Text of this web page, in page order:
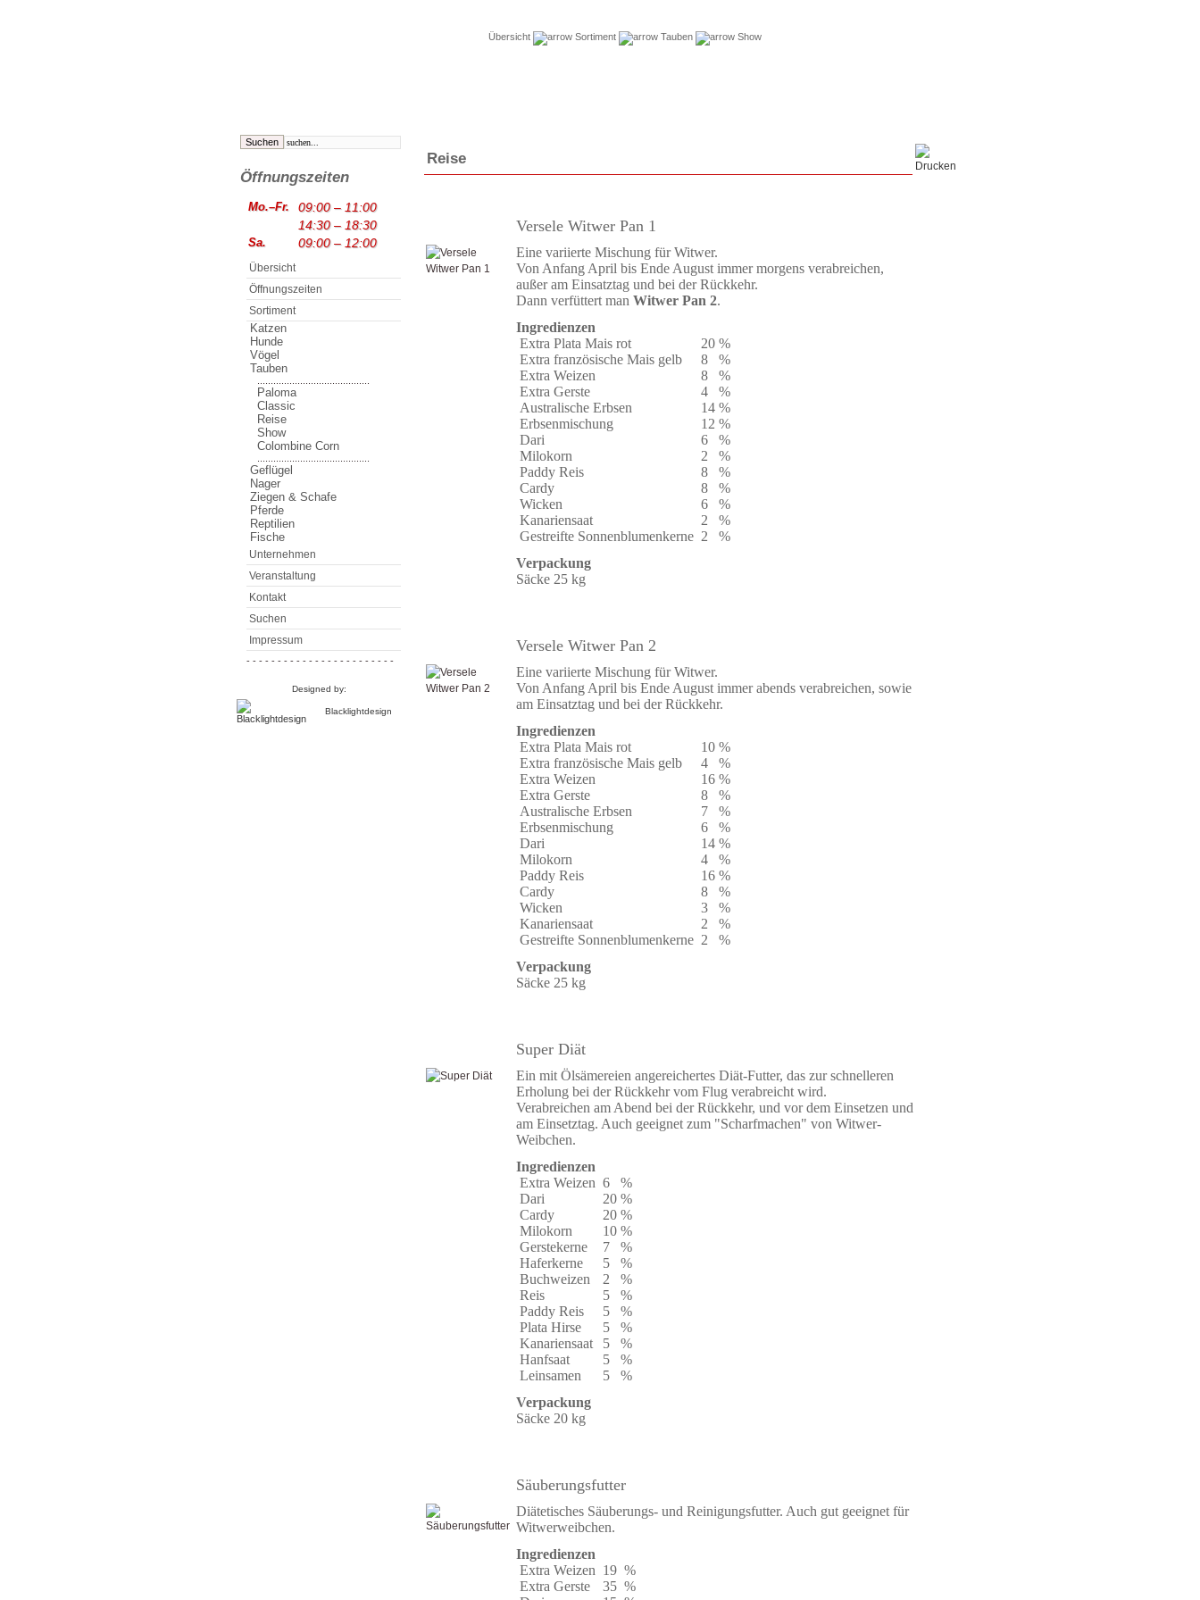
Übersicht Sortiment Tauben Show
Öffnungszeiten
Mo.–Fr.
09:00 – 11:00
14:30 – 18:30
Sa. 09:00 – 12:00
Übersicht
Öffnungszeiten
Sortiment
Katzen
Hunde
Vögel
Tauben
Paloma
Classic
Reise
Show
Colombine Corn
Geflügel
Nager
Ziegen & Schafe
Pferde
Reptilien
Fische
Unternehmen
Veranstaltung
Kontakt
Suchen
Impressum
- - - - - - - - - - - - - - - - - - - - - - - -
Designed by:
Blacklightdesign
Reise
Versele Witwer Pan 1
Eine variierte Mischung für Witwer.
Von Anfang April bis Ende August immer morgens verabreichen,
außer am Einsatztag und bei der Rückkehr.
Dann verfüttert man Witwer Pan 2.
Ingredienzen
Extra Plata Mais rot
20 %
Extra französische Mais gelb
8
%
Extra Weizen
8
%
Extra Gerste
4
%
Australische Erbsen
14 %
Erbsenmischung
12 %
Dari
6
%
Milokorn
2
%
Paddy Reis
8
%
Cardy
8
%
Wicken
6
%
Kanariensaat
2
%
Gestreifte Sonnenblumenkerne 2
%
Verpackung
Säcke 25 kg
Versele Witwer Pan 2
Eine variierte Mischung für Witwer.
Von Anfang April bis Ende August immer abends verabreichen, sowie
am Einsatztag und bei der Rückkehr.
Ingredienzen
Extra Plata Mais rot
10 %
Extra französische Mais gelb
4
%
Extra Weizen
16 %
Extra Gerste
8
%
Australische Erbsen
7
%
Erbsenmischung
6
%
Dari
14 %
Milokorn
4
%
Paddy Reis
16 %
Cardy
8
%
Wicken
3
%
Kanariensaat
2
%
Gestreifte Sonnenblumenkerne 2
%
Verpackung
Säcke 25 kg
Super Diät
Ein mit Ölsämereien angereichertes Diät-Futter, das zur schnelleren
Erholung bei der Rückkehr vom Flug verabreicht wird.
Verabreichen am Abend bei der Rückkehr, und vor dem Einsetzen und
am Einsetztag. Auch geeignet zum "Scharfmachen" von Witwer-
Weibchen.
Ingredienzen
Extra Weizen 6
%
Dari
20 %
Cardy
20 %
Milokorn
10 %
Gerstekerne
7
%
Haferkerne
5
%
Buchweizen
2
%
Reis
5
%
Paddy Reis
5
%
Plata Hirse
5
%
Kanariensaat
5
%
Hanfsaat
5
%
Leinsamen
5
%
Verpackung
Säcke 20 kg
Säuberungsfutter
Diätetisches Säuberungs- und Reinigungsfutter. Auch gut geeignet für
Witwerweibchen.
Ingredienzen
Extra Weizen 19 %
Extra Gerste
35 %